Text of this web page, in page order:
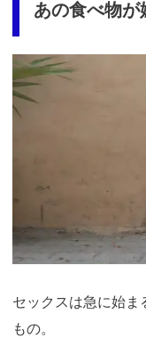
あの食べ物が
セックスは急に始ま
もの。